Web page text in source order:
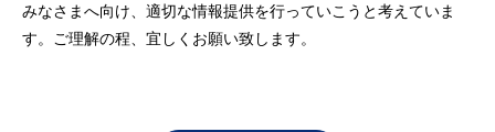
みなさまへ向け、適切な情報提供を行っていこうと考えていま
す。ご理解の程、宜しくお願い致します。